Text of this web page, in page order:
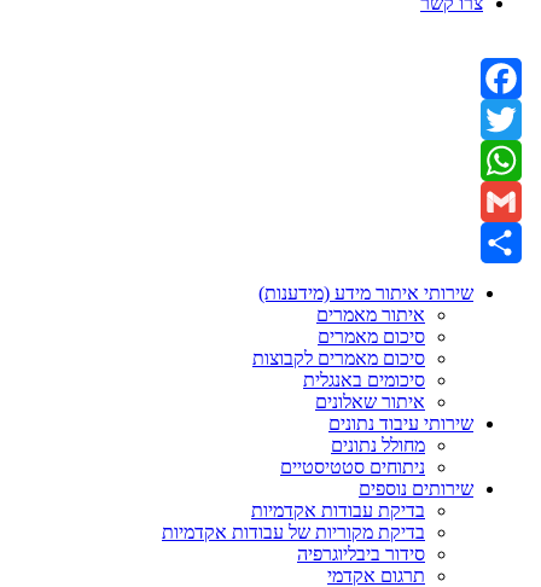
Facebook
Twitter
WhatsApp
Gmail
שירותי איתור מידע (מידענות)
איתור מאמרים
סיכום מאמרים
סיכום מאמרים לקבוצות
סיכומים באנגלית
איתור שאלונים
שירותי עיבוד נתונים
מחולל נתונים
ניתוחים סטטיסטיים
שירותים נוספים
בדיקת עבודות אקדמיות
בדיקת מקוריות של עבודות אקדמיות
סידור ביבליוגרפיה
תרגום אקדמי